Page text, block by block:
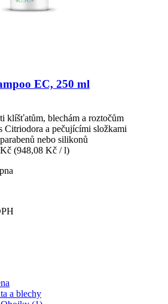
EC, 250 ml
klíšťatům, blechám a roztočům
Citriodora a pečujícími složkami
nebo silikonů
(948,08 Kč / l)
a blechy